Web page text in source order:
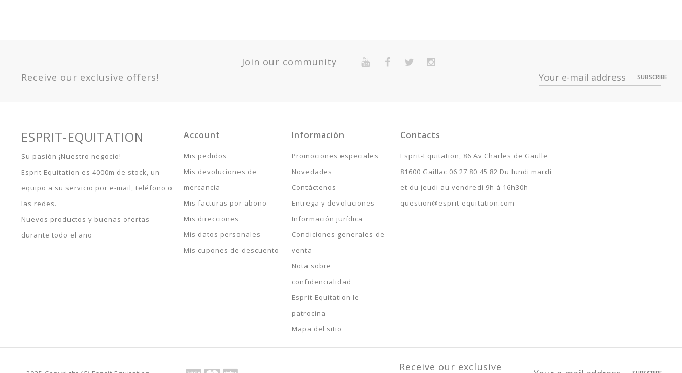
Join our community
Receive our exclusive offers!
SUBSCRIBE
ESPRIT-EQUITATION
Su pasión ¡Nuestro negocio!
Esprit Equitation es 4000m de stock, un
equipo a su servicio por e-mail, teléfono o
las redes.
Nuevos productos y buenas ofertas
durante todo el año
Account
Mis pedidos
Mis devoluciones de
mercancia
Mis facturas por abono
Mis direcciones
Mis datos personales
Mis cupones de descuento
Información
Promociones especiales
Novedades
Contáctenos
Entrega y devoluciones
Información jurídica
Condiciones generales de
venta
Nota sobre
confidencialidad
Esprit-Equitation le
patrocina
Mapa del sitio
Contacts
Esprit-Equitation, 86 Av Charles de Gaulle
81600 Gaillac 06 27 80 45 82 Du lundi mardi
et du jeudi au vendredi 9h à 16h30h
question@esprit-equitation.com
Receive our exclusive